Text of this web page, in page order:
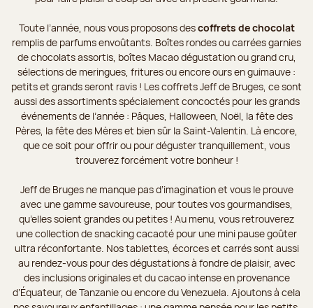
Toute l’année, nous vous proposons descoffrets de chocolat
remplis de parfums envoûtants. Boîtes rondes ou carrées garnies
de chocolats assortis, boîtes Macao dégustation ou grand cru,
sélections de meringues, fritures ou encore ours en guimauve :
petits et grands seront ravis ! Les coffrets Jeff de Bruges, ce sont
aussi des assortiments spécialement concoctés pour les grands
événements de l’année : Pâques, Halloween, Noël, la fête des
Pères, la fête des Mères et bien sûr la Saint-Valentin. Là encore,
que ce soit pour offrir ou pour déguster tranquillement, vous
trouverez forcément votre bonheur !
Jeff de Bruges ne manque pas d’imagination et vous le prouve
avec une gamme savoureuse, pour toutes vos gourmandises,
qu’elles soient grandes ou petites ! Au menu, vous retrouverez
une collection de snacking cacaoté pour une mini pause goûter
ultra réconfortante. Nos tablettes, écorces et carrés sont aussi
au rendez-vous pour des dégustations à fondre de plaisir, avec
des inclusions originales et du cacao intense en provenance
d’Équateur, de Tanzanie ou encore du Venezuela. Ajoutons à cela